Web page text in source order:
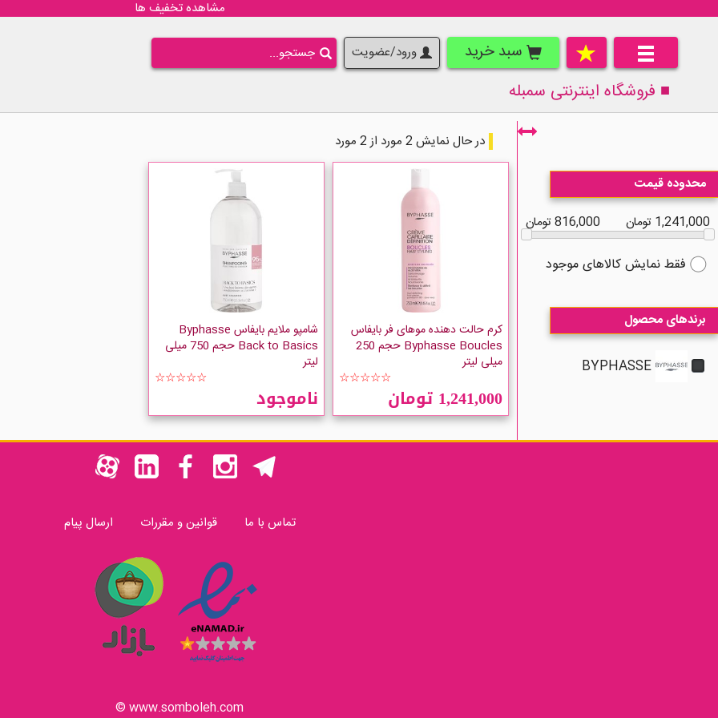
مشاهده تخفیف ها
سبد خرید ورود/عضویت
■ فروشگاه اینترنتی سمبله
محدوده قیمت
1,241,000 تومان
816,000 تومان
فقط نمایش کالاهای موجود
برندهای محصول
BYPHASSE
در حال نمایش 2 مورد از 2 مورد
کرم حالت دهنده موهای فر بایفاس
Byphasse Boucles حجم 250
میلی لیتر
☆☆☆☆☆
1,241,000 تومان
شامپو ملایم بایفاس Byphasse
Back to Basics حجم 750 میلی
لیتر
☆☆☆☆☆
ناموجود
تماس با ما قوانین و مقررات ارسال پیام
www.somboleh.com ©